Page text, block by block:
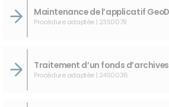
Procédure adaptée | 23S0079
Traitement d’un fonds d’archives
Procédure adaptée | 24S0036